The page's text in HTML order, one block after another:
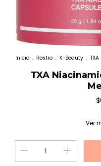
Inicio . Rostro . K-Beauty .
TXA
Ver